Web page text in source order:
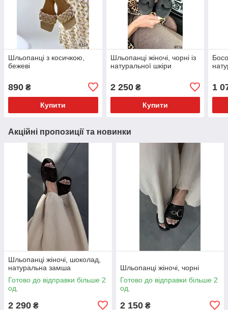
Шльопанці з косичкою,
бежеві
890 ₴
Купити
Шльопанці жіночі, чорні із
натуральної шкіри
2 250₴
Купити
1
Акційні пропозиції та новинки
Шльопанці жіночі, шоколад,
натуральна замша
Готово до відправки більше 2
од.
2 290 ₴
Шльопанці жіночі, чорні
Готово до відправки більше 2
од.
2 150 ₴